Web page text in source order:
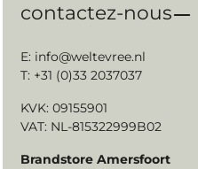
contactez-nous
E: info@weltevree.nl
T: +31 (0)33 2037037
KVK: 09155901
VAT: NL-815322999B02
Brandstore Amersfoort